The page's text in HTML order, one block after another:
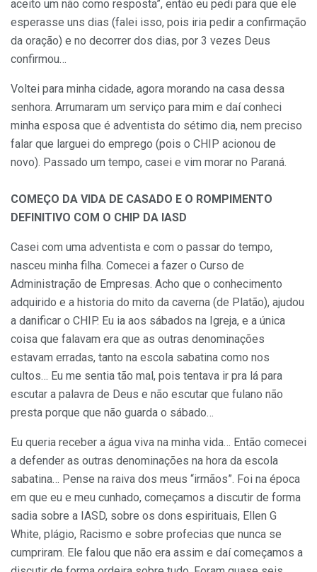
aceito um não como resposta”, então eu pedi para que ele
esperasse uns dias (falei isso, pois iria pedir a confirmação
da oração) e no decorrer dos dias, por 3 vezes Deus
confirmou…
Voltei para minha cidade, agora morando na casa dessa
senhora. Arrumaram um serviço para mim e daí conheci
minha esposa que é adventista do sétimo dia, nem preciso
falar que larguei do emprego (pois o CHIP acionou de
novo). Passado um tempo, casei e vim morar no Paraná.
COMEÇO DA VIDA DE CASADO E O ROMPIMENTO
DEFINITIVO COM O CHIP DA IASD
Casei com uma adventista e com o passar do tempo,
nasceu minha filha. Comecei a fazer o Curso de
Administração de Empresas. Acho que o conhecimento
adquirido e a historia do mito da caverna (de Platão), ajudou
a danificar o CHIP. Eu ia aos sábados na Igreja, e a única
coisa que falavam era que as outras denominações
estavam erradas, tanto na escola sabatina como nos
cultos… Eu me sentia tão mal, pois tentava ir pra lá para
escutar a palavra de Deus e não escutar que fulano não
presta porque que não guarda o sábado…
Eu queria receber a água viva na minha vida… Então comecei
a defender as outras denominações na hora da escola
sabatina… Pense na raiva dos meus “irmãos”. Foi na época
em que eu e meu cunhado, começamos a discutir de forma
sadia sobre a IASD, sobre os dons espirituais, Ellen G
White, plágio, Racismo e sobre profecias que nunca se
cumpriram. Ele falou que não era assim e daí começamos a